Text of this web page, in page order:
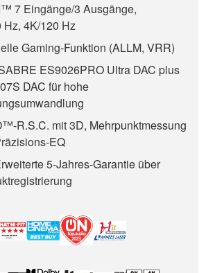
7 Eingänge/3 Ausgänge,
Hz, 4K/120 Hz
Gaming-Funktion (ALLM, VRR)
ES9026PRO Ultra DAC plus
DAC für hohe
R.S.C. mit 3D, Mehrpunktmessung
EQ
5-Jahres-Garantie über